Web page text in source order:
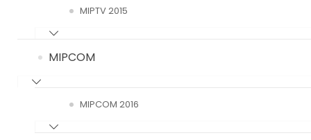
MIPTV 2015
MIPCOM
MIPCOM 2016